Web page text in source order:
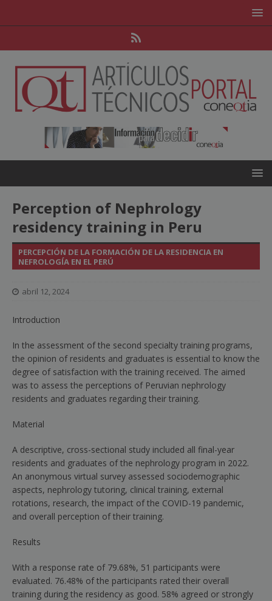
Perception of Nephrology
residency training in Peru
PERCEPCIÓN DE LA FORMACIÓN DE LA RESIDENCIA EN
NEFROLOGÍA EN EL PERÚ
abril 12, 2024
Introduction
In the assessment of the second specialty training programs,
the opinion of residents and graduates is essential to know the
degree of satisfaction with the training received. The aimed
was to assess the perceptions of Peruvian nephrology
residents and graduates regarding their training.
Material
A descriptive, cross-sectional study included all final-year
residents and graduates of the nephrology program in 2022.
An anonymous virtual survey assessed sociodemographic
aspects, nephrology tutoring, clinical training, external
rotations, research, the impact of the COVID-19 pandemic,
and overall perception of their training.
Results
With a response rate of 79.68%, 51 participants were
evaluated. 76.48% of the participants rated their overall
training during the residency as good. 58% agreed or strongly